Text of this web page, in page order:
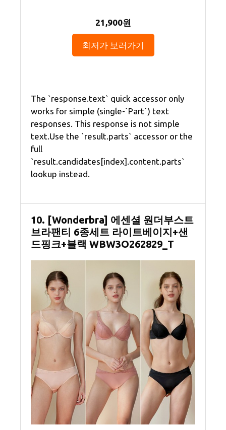
21,900원
최저가 보러가기
The `response.text` quick accessor only
works for simple (single-`Part`) text
responses. This response is not simple
text.Use the `result.parts` accessor or the
full
`result.candidates[index].content.parts`
lookup instead.
10. [Wonderbra] 에센셜 원더부스트
브라팬티 6종세트 라이트베이지+샌
드핑크+블랙 WBW3O262829_T